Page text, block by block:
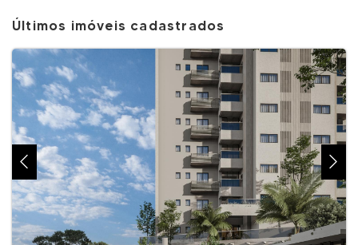
Últimos imóveis cadastrados